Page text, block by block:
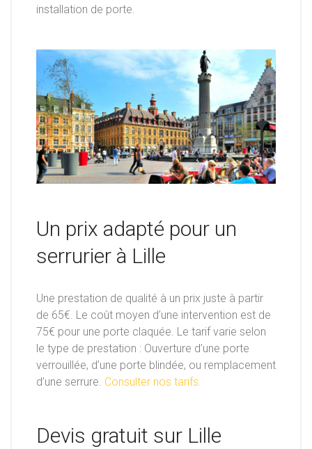
installation de porte.
Un prix adapté pour un
serrurier à Lille
Une prestation de qualité à un prix juste à partir
de 65€. Le coût moyen d’une intervention est de
75€ pour une porte claquée. Le tarif varie selon
le type de prestation : Ouverture d’une porte
verrouillée, d’une porte blindée, ou remplacement
d’une serrure. Consulter nos tarifs.
Devis gratuit sur Lille